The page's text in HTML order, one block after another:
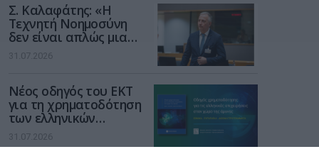
Σ. Καλαφάτης: «Η
Τεχνητή Νοημοσύνη
δεν είναι απλώς μια
νέα τεχνολογία, είναι
μια νέα βιομηχανική
31.07.2026
Νέος οδηγός του ΕΚΤ
για τη χρηματοδότηση
των ελληνικών
επιχειρήσεων στον
χώρο της άμυνας
31.07.2026